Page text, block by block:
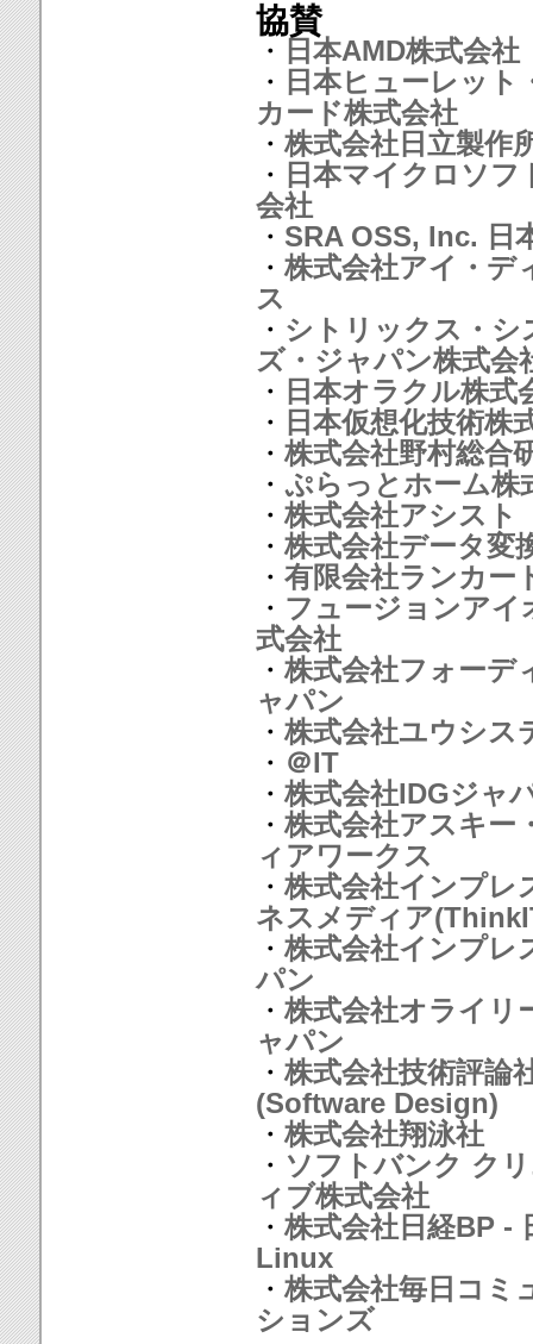
協賛
・ 日本AMD株式会社
・ 日本ヒューレット
カード株式会社
・ 株式会社日立製作
・ 日本マイクロソフ
会社
・ SRA OSS, Inc. 日
・ 株式会社アイ・デ
ス
・ シトリックス・シ
ズ・ジャパン株式会
・ 日本オラクル株式
・ 日本仮想化技術株
・ 株式会社野村総合
・ ぷらっとホーム株
・ 株式会社アシスト
・ 株式会社データ変
・ 有限会社ランカー
・ フュージョンアイ
式会社
・ 株式会社フォーデ
ャパン
・ 株式会社ユウシス
・ ＠IT
・ 株式会社IDGジャ
・ 株式会社アスキー
ィアワークス
・ 株式会社インプレ
ネスメディア
・ 株式会社インプレ
パン
・ 株式会社オライリ
ャパン
・ 株式会社技術評論
(Software Design)
・ 株式会社翔泳社
・ ソフトバンク ク
ィブ株式会社
・ 株式会社日経BP -
Linux
・ 株式会社毎日コミ
ションズ